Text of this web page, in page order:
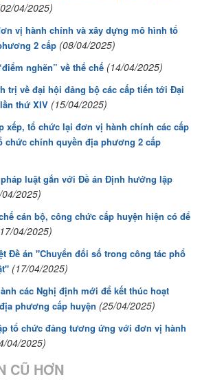
04/2025)
vị hành chính và xây dựng mô hình tổ
2 cấp (08/04/2025)
nghẽn” về thể chế (14/04/2025)
trị về đại hội đảng bộ các cấp tiến tới Đại
thứ XIV (15/04/2025)
xếp, tổ chức lại đơn vị hành chính các cấp
chức chính quyền địa phương 2 cấp
luật gắn với Đề án Định hướng lập
2025)
cán bộ, công chức cấp huyện hiện có để
04/2025)
Đề án "Chuyển đổi số trong công tác phổ
(17/04/2025)
các Nghị định mới để kết thúc hoạt
phương cấp huyện (25/04/2025)
tổ chức đảng tương ứng với đơn vị hành
04/2025)
CŨ HƠN